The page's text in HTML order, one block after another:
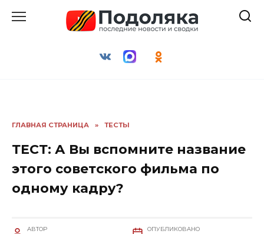
ГЛАВНАЯ СТРАНИЦА » ТЕСТЫ
ТЕСТ: А Вы вспомните название
этого советского фильма по
одному кадру?
АВТОР ОПУБЛИКОВАНО